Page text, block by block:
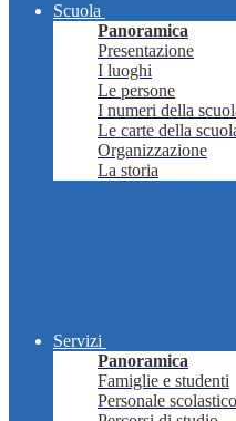
Scuola
Panoramica
Presentazione
I luoghi
Le persone
I numeri della
Le carte della
Organizzazione
La storia
Servizi
Panoramica
Famiglie e studenti
Personale scolastico